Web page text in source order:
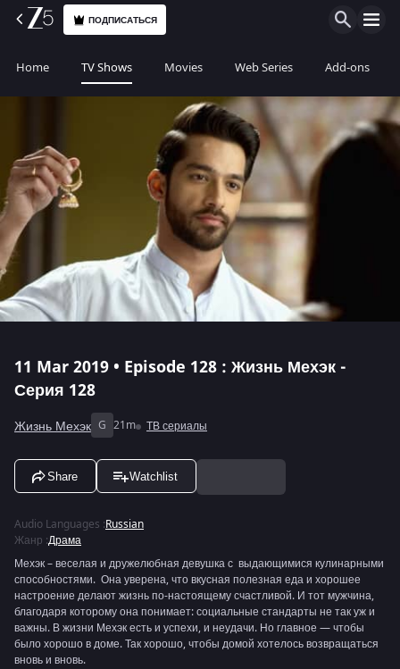
ПОДПИСАТЬСЯ
Home TV Shows Movies Web Series Add-ons
11 Mar 2019 • Episode 128 : Жизнь Мехэк -
Серия 128
Жизнь Мехэк G 21m ТВ сериалы
Share Watchlist
Audio Languages :Russian
Жанр :Драма
Мехэк – веселая и дружелюбная девушка с выдающимися кулинарными
способностями. Она уверена, что вкусная полезная еда и хорошее
настроение делают жизнь по-настоящему счастливой. И тот мужчина,
благодаря которому она понимает: социальные стандарты не так уж и
важны. В жизни Мехэк есть и успехи, и неудачи. Но главное — чтобы
было хорошо в доме. Так хорошо, чтобы домой хотелось возвращаться
вновь и вновь.